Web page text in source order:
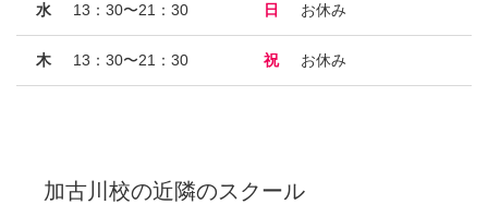
水 13：30〜21：30
木 13：30〜21：30
日 お休み
祝 お休み
加古川校の近隣のスクール